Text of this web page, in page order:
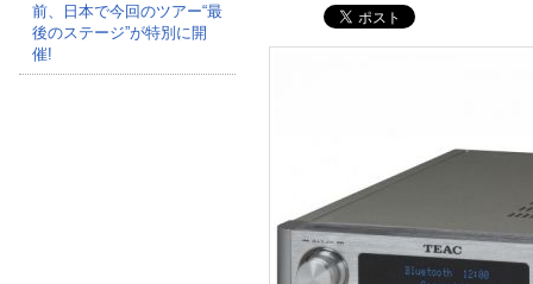
前、日本で今回のツアー“最
後のステージ”が特別に開
催!